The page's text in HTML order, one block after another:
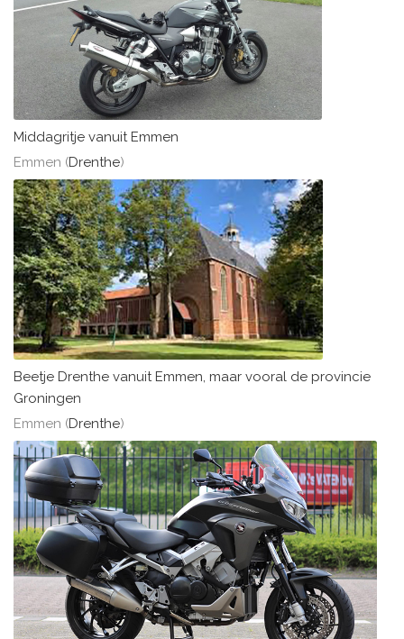
Middagritje vanuit Emmen
Emmen (Drenthe)
Beetje Drenthe vanuit Emmen, maar vooral de provincie
Groningen
Emmen (Drenthe)